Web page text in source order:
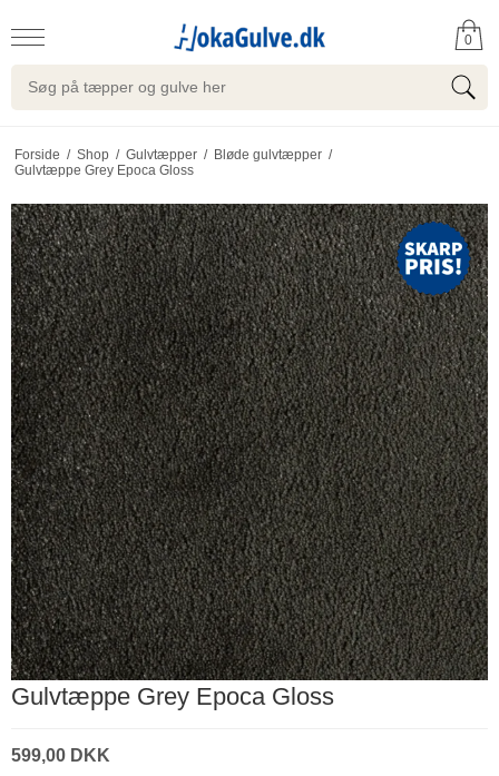
0
Forside / Shop / Gulvtæpper / Bløde gulvtæpper /
Gulvtæppe Grey Epoca Gloss
Gulvtæppe Grey Epoca Gloss
599,00 DKK